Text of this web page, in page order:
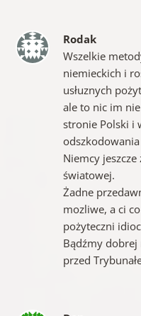
Rodak
Wszelkie
niemieckich i
usłuznych
ale to nic im
stronie Polski i
odszkodowania
Niemcy
światowej.
Żadne
mozliwe, a ci
pożyteczni
Bądźmy dobrej
przed